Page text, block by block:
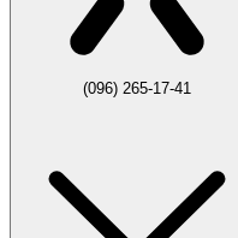
(096) 265-17-41